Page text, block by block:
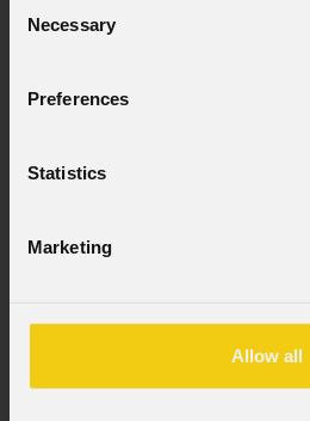
Selection
Necessary
Preferences
Statistics
Marketing
Allow all